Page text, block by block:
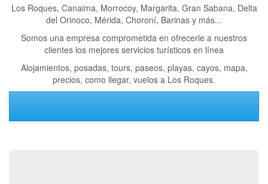
Los Roques, Canaima, Morrocoy, Margarita, Gran Sabana, Delta
del Orinoco, Mérida, Choroní, Barinas y más...
Somos una empresa comprometida en ofrecerle a nuestros
clientes los mejores servicios turísticos en línea
Alojamientos, posadas, tours, paseos, playas, cayos, mapa,
precios, como llegar, vuelos a Los Roques.